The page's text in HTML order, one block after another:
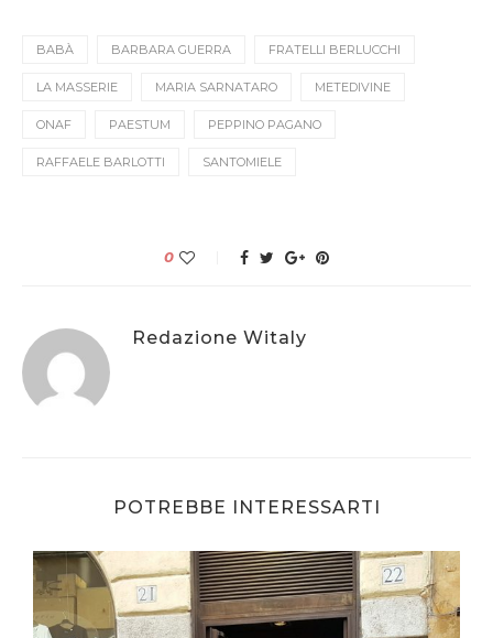
BABÀ BARBARA GUERRA FRATELLI BERLUCCHI
LA MASSERIE MARIA SARNATARO METEDIVINE
ONAF PAESTUM PEPPINO PAGANO
RAFFAELE BARLOTTI SANTOMIELE
0
Redazione Witaly
POTREBBE INTERESSARTI